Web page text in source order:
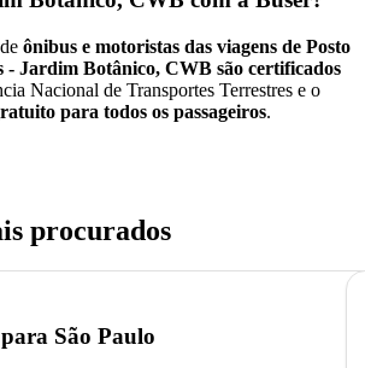
ônibus e motoristas das viagens de Posto
Jardim Botânico, CWB são certificados
Nacional de Transportes Terrestres e o
para todos os passageiros.
procurados
São Paulo